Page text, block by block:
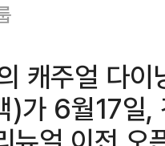
캐주얼 다
)가 6월17일,